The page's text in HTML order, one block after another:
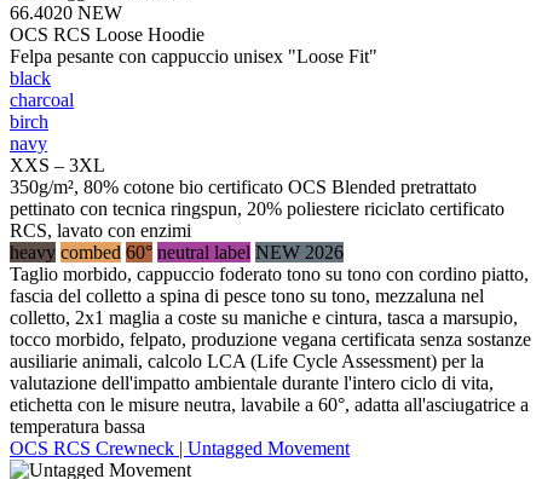
66.4020 NEW
OCS RCS Loose Hoodie
Felpa pesante con cappuccio unisex "Loose Fit"
black
charcoal
birch
navy
XXS – 3XL
350g/m², 80% cotone bio certificato OCS Blended pretrattato
pettinato con tecnica ringspun, 20% poliestere riciclato certificato
RCS, lavato con enzimi
heavy combed 60° neutral label NEW 2026
Taglio morbido, cappuccio foderato tono su tono con cordino piatto,
fascia del colletto a spina di pesce tono su tono, mezzaluna nel
colletto, 2x1 maglia a coste su maniche e cintura, tasca a marsupio,
tocco morbido, felpato, produzione vegana certificata senza sostanze
ausiliarie animali, calcolo LCA (Life Cycle Assessment) per la
valutazione dell'impatto ambientale durante l'intero ciclo di vita,
etichetta con le misure neutra, lavabile a 60°, adatta all'asciugatrice a
temperatura bassa
OCS RCS Crewneck | Untagged Movement